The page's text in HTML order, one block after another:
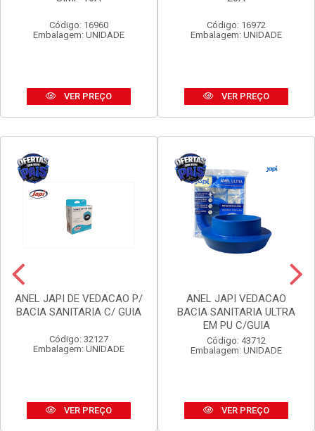
SIMP 16A
20A
VER PREÇO
BACIA SANITARIA C/ GUIA
BACIA SANITARIA ULTRA
EM PU C/GUIA